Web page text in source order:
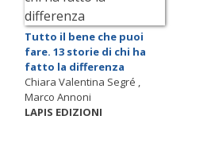
Tutto il bene che puoi
fare. 13 storie di chi ha
fatto la differenza
Chiara Valentina Segré ,
Marco Annoni
LAPIS EDIZIONI